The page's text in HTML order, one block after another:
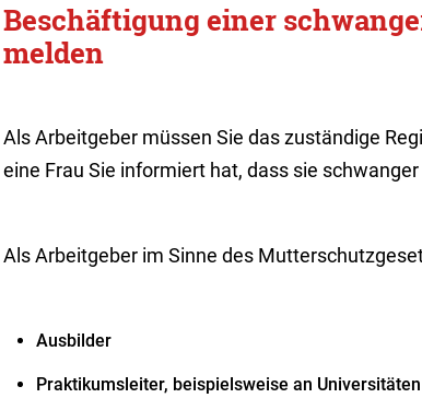
Beschäftigung einer
melden
Als Arbeitgeber müssen Sie das zuständige
eine Frau Sie informiert hat, dass sie
Als Arbeitgeber im Sinne des
Ausbilder
Praktikumsleiter, beispielsweise an